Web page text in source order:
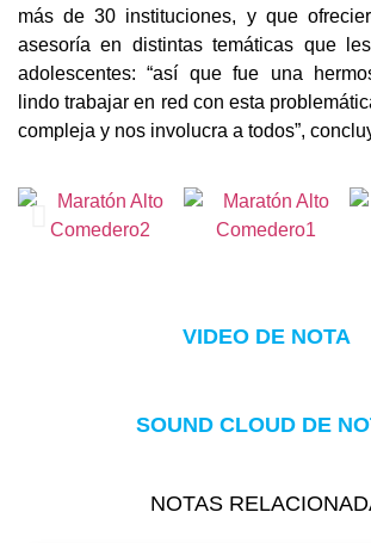
más de 30 instituciones, y que
asesoría en distintas temáticas que
adolescentes: “así que fue una
lindo trabajar en red con esta
compleja y nos involucra a todos”,
VIDEO DE NOTA
SOUND CLOUD DE
NOTAS